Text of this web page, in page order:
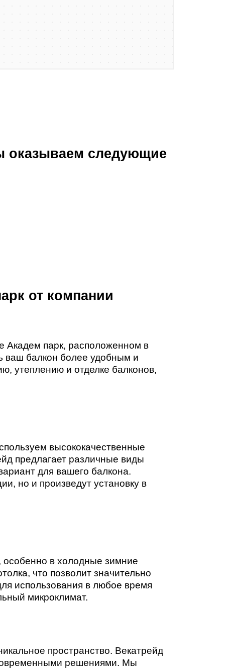
оказываем следующие
от компании
Академ парк, расположенном в
ваш балкон более удобным и
утеплению и отделке балконов,
высококачественные
предлагает различные виды
для вашего балкона.
но и произведут установку в
в холодные зимние
что позволит значительно
использования в любое время
микроклимат.
пространство. Векатрейд
решениями. Мы